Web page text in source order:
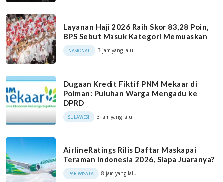
Layanan Haji 2026 Raih Skor 83,28 Poin,
BPS Sebut Masuk Kategori Memuaskan
NASIONAL 3 jam yang lalu
Dugaan Kredit Fiktif PNM Mekaar di
Polman: Puluhan Warga Mengadu ke
DPRD
SULAWESI 3 jam yang lalu
AirlineRatings Rilis Daftar Maskapai
Teraman Indonesia 2026, Siapa Juaranya?
PARIWISATA 8 jam yang lalu